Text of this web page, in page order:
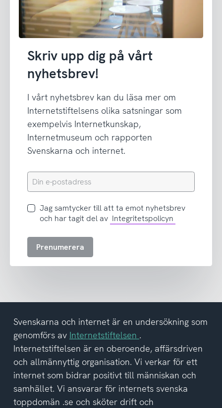
Skriv upp dig på vårt
nyhetsbrev!
I vårt nyhetsbrev kan du läsa mer om
Internetstiftelsens olika satsningar som
exempelvis Internetkunskap,
Internetmuseum och rapporten
Svenskarna och internet.
Din
e-
Jag
samtycker
att
del
av
integritetspolicyn
Jag samtycker till att ta emot nyhetsbrev
och har tagit del av Integritetspolicyn
Prenumerera
Svenskarna och internet är en undersökning som
genomförs av Internetstiftelsen .
Internetstiftelsen är en oberoende, affärsdriven
och allmännyttig organisation. Vi verkar för ett
internet som bidrar positivt till människan och
samhället. Vi ansvarar för internets svenska
toppdomän .se och sköter drift och